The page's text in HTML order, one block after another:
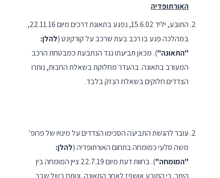
האורתופדיה
התובע, יליד 15.6.02, נפגע בתאונת דרכים מיום 22.11.16,
במהלכה פגע בו רכב בעת שרכב על קורקינט (להלן:
"התאונה"). מכאן תביעתו נגד הנתבעת כמבטחת הרכב
המעורב בתאונה. בהעדר מחלוקת בשאלת החבות, נותרו
הצדדים חלוקים בשאלת הנזק בלבד.
עובר להגשת התביעה הסכימו הצדדים על מינויו של פרופ'
משה סלעי כמומחה בתחום האורתופדיה (להלן:
"המומחה"
). בחוות דעת מיום 22.7.19 ציין המומחה בין
היתר, כי התובע אושפז לאחר התאונה, ונותח בשל שבר